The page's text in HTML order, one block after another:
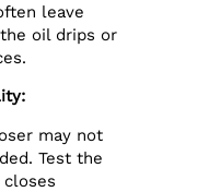
leave
oil drips or
may not
Test the